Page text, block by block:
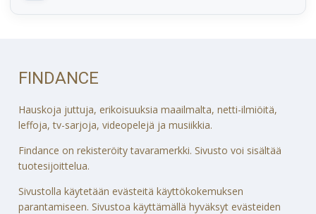
FINDANCE
Hauskoja juttuja, erikoisuuksia maailmalta, netti-ilmiöitä,
leffoja, tv-sarjoja, videopelejä ja musiikkia.
Findance on rekisteröity tavaramerkki. Sivusto voi sisältää
tuotesijoittelua.
Sivustolla käytetään evästeitä käyttökokemuksen
parantamiseen. Sivustoa käyttämällä hyväksyt evästeiden